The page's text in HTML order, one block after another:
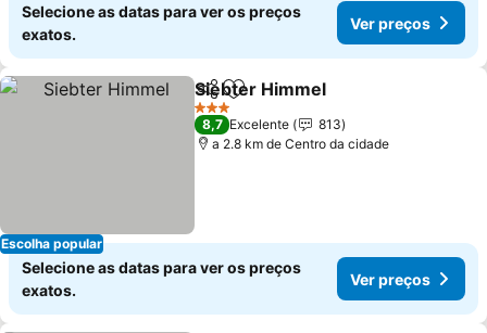
Selecione as datas para ver os preços
exatos.
Ver preços
Escolha popular
PartilharAdicionar aos favoritos
Siebter Himmel
3 Estrelas
8,7 Excelente
813
a 2.8 km de Centro da cidade
Selecione as datas para ver os preços
exatos.
Ver preços